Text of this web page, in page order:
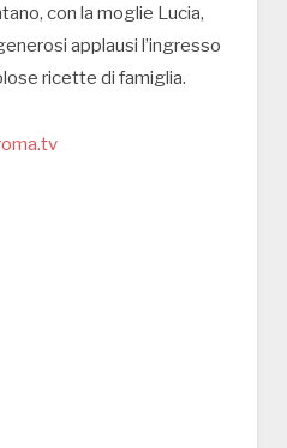
con la moglie Lucia,
applausi l’ingresso
ricette di famiglia.